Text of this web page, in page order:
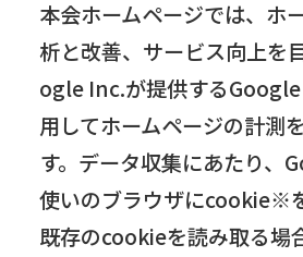
本会ホームページでは、ホ
析と改善、サービス向上を
ogle Inc.が提供する
用してホームページの計測
す。データ収集にあたり、
使いのブラウザにcookie※
既存のcookieを読み取る場